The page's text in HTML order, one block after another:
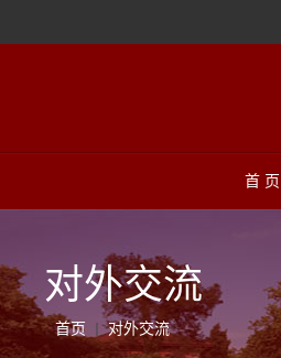
首 页
对外交流
首页 对外交流